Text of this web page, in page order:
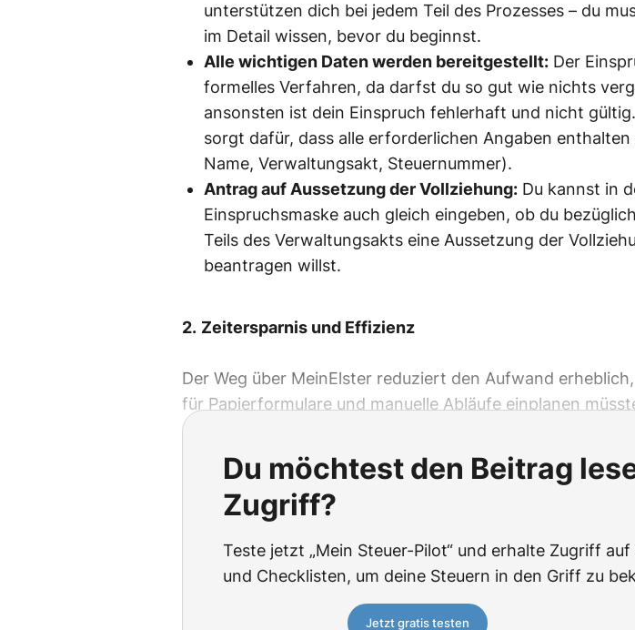
unterstützen dich bei jedem Teil des Prozesses – du
im Detail wissen, bevor du beginnst.
Alle wichtigen Daten werden bereitgestellt: Der
formelles Verfahren, da darfst du so gut wie nichts
ansonsten ist dein Einspruch fehlerhaft und nicht
sorgt dafür, dass alle erforderlichen Angaben enthalten
Name, Verwaltungsakt, Steuernummer).
Antrag auf Aussetzung der Vollziehung: Du kannst in
Einspruchsmaske auch gleich eingeben, ob du
Teils des Verwaltungsakts eine Aussetzung der
beantragen willst.
2. Zeitersparnis und Effizienz
Der Weg über MeinElster reduziert den Aufwand
für Papierformulare und manuelle Abläufe einplanen
Du möchtest den Beitrag
Zugriff?
Teste jetzt „Mein Steuer-Pilot“ und erhalte Zugriff
und Checklisten, um deine Steuern in den Griff zu
Jetzt gratis testen